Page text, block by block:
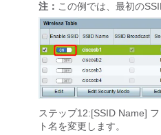
注： この例では、最初の
ステップ12:[SSID Name]
ト名を変更します。